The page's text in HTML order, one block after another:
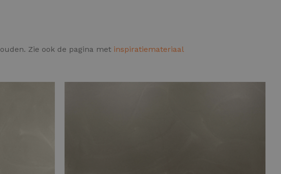
Zie ook de pagina met inspiratiemateriaal